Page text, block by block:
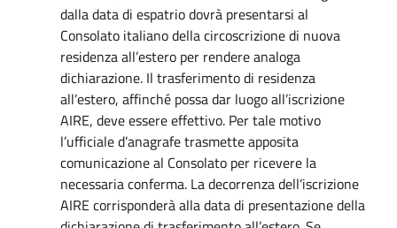
dalla data di espatrio dovrà presentarsi al
Consolato italiano della circoscrizione di nuova
residenza all’estero per rendere analoga
dichiarazione. Il trasferimento di residenza
all’estero, affinché possa dar luogo all’iscrizione
AIRE, deve essere effettivo. Per tale motivo
l’ufficiale d’anagrafe trasmette apposita
comunicazione al Consolato per ricevere la
necessaria conferma. La decorrenza dell’iscrizione
AIRE corrisponderà alla data di presentazione della